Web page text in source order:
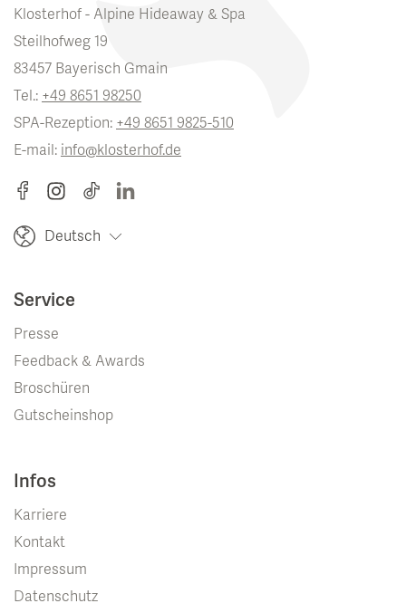
Klosterhof - Alpine Hideaway & Spa
Steilhofweg 19
83457 Bayerisch Gmain
Tel.: +49 8651 98250
SPA-Rezeption: +49 8651 9825-510
E-mail: info@klosterhof.de
Deutsch
Service
Presse
Feedback & Awards
Broschüren
Gutscheinshop
Infos
Karriere
Kontakt
Impressum
Datenschutz